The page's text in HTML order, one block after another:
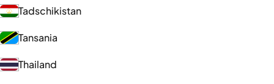
Tadschikistan
Tansania
Thailand